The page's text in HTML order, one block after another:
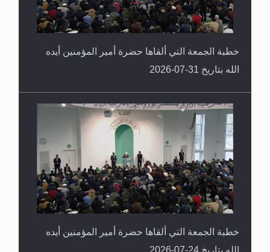
خطبة الجمعة التي ألقاها حضرة أمير المؤمنين أيده
الله بتاريخ 31-07-2026
خطبة الجمعة التي ألقاها حضرة أمير المؤمنين أيده
الله بتاريخ 24-07-2026